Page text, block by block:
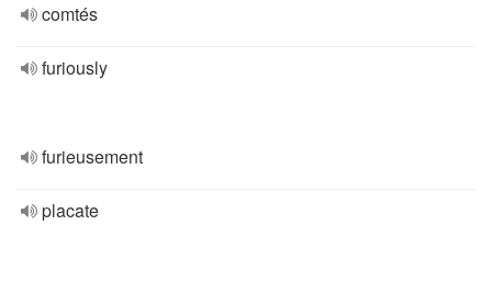
comtés
furiously
furieusement
placate